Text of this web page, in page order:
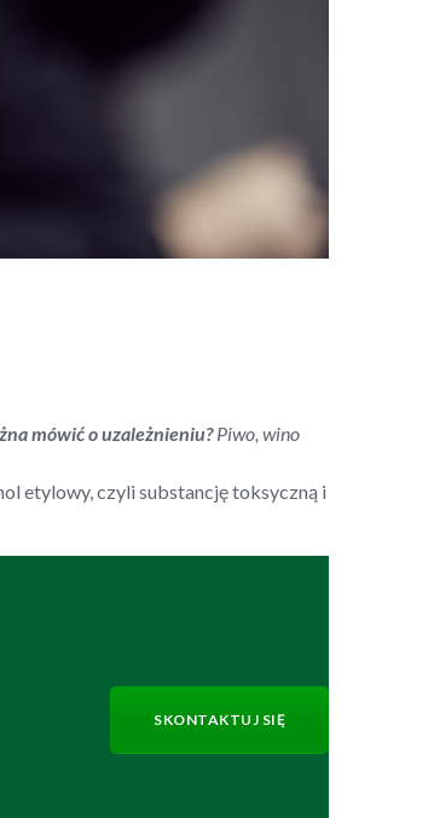
mówić o uzależnieniu?Piwo, wino
etylowy, czyli substancję toksyczną i
SKONTAKTUJ SIĘ